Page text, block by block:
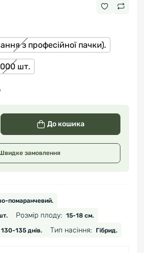
з професійної пачки).
шт.
До кошика
замовлення
помаранчевий.
Розмір плоду: 15-18 см.
130-135 днів. Тип насіння: Гібрид.